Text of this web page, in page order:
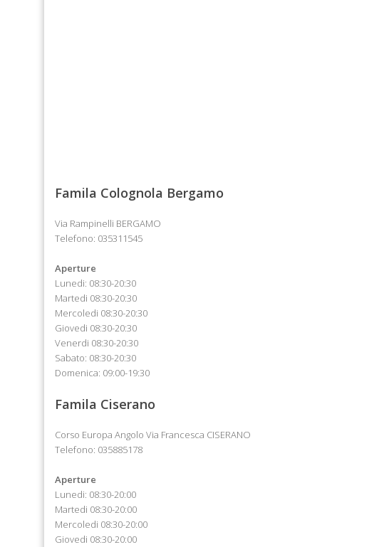
Famila Colognola Bergamo
Via Rampinelli BERGAMO
Telefono: 035311545
Aperture
Lunedi: 08:30-20:30
Martedi 08:30-20:30
Mercoledi 08:30-20:30
Giovedi 08:30-20:30
Venerdi 08:30-20:30
Sabato: 08:30-20:30
Domenica: 09:00-19:30
Famila Ciserano
Corso Europa Angolo Via Francesca CISERANO
Telefono: 035885178
Aperture
Lunedi: 08:30-20:00
Martedi 08:30-20:00
Mercoledi 08:30-20:00
Giovedi 08:30-20:00